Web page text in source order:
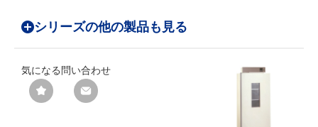
シリーズの他の製品も見る
気になる 問い合わせ